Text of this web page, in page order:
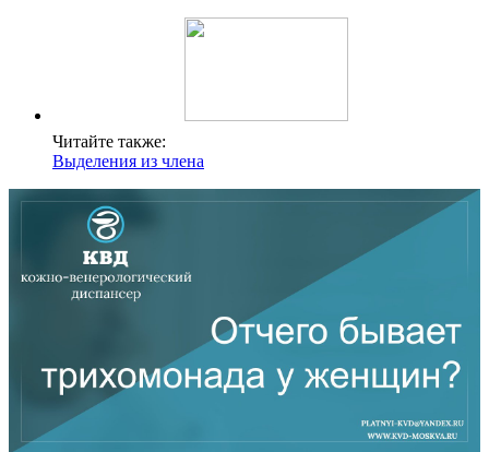
Читайте также:
Выделения из члена